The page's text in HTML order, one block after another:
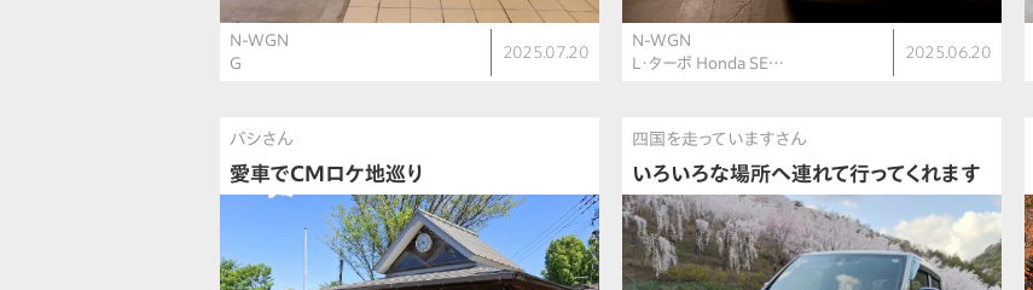
N-WGN
G
2025.07.20
N-WGN
L・ターボ Honda SE…
2025.06.20
バシさん
愛車でCMロケ地巡り
四国を走っていますさん
いろいろな場所へ連れて行ってくれます